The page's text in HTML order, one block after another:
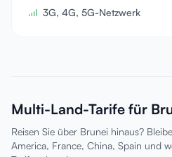
3G, 4G, 5G-Netzwerk
Multi-Land-Tarife für
Reisen Sie über Brunei hinaus?
America, France, China, Spain und